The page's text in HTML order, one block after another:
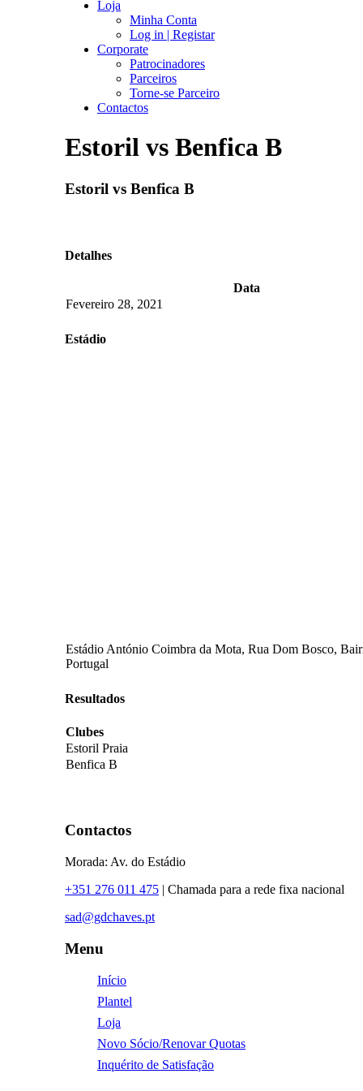
Loja
Minha Conta
Log in | Registar
Corporate
Patrocinadores
Parceiros
Torne-se Parceiro
Contactos
Estoril vs Benfica B
Estoril vs Benfica B
Detalhes
Data
Fevereiro 28, 2021
Estádio
Estádio António Coimbra da Mota, Rua Dom Bosco,
Portugal
Resultados
Clubes
Estoril Praia
Benfica B
Contactos
Morada: Av. do Estádio
+351 276 011 475 | Chamada para a rede fixa nacional
sad@gdchaves.pt
Menu
Início
Plantel
Loja
Novo Sócio/Renovar Quotas
Inquérito de Satisfação